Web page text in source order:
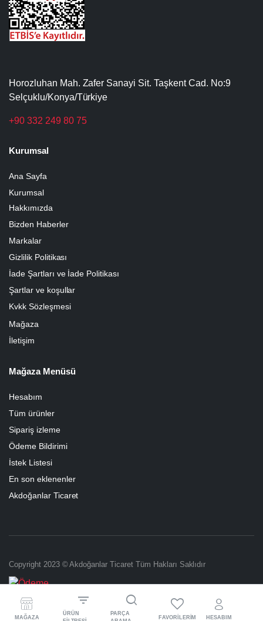
Horozluhan Mah. Zafer Sanayi Sit. Taşkent Cad. No:9
Selçuklu/Konya/Türkiye
+90 332 249 80 75
Kurumsal
Ana Sayfa
Kurumsal
Hakkımızda
Bizden Haberler
Markalar
Gizlilik Politikası
İade Şartları ve İade Politikası
Şartlar ve koşullar
Kvkk Sözleşmesi
Mağaza
İletişim
Mağaza Menüsü
Hesabım
Tüm ürünler
Sipariş izleme
Ödeme Bildirimi
İstek Listesi
En son eklenenler
Akdoğanlar Ticaret
Copyright 2023 © Akdoğanlar Ticaret Tüm Hakları Saklıdır
MAĞAZA
ÜRÜN
PARÇA
FAVORILERIM HESABIM